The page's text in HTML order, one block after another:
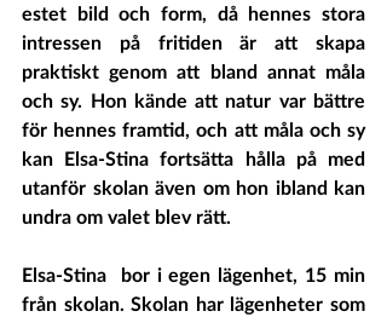
estet bild och form, då hennes stora
intressen på fritiden är att skapa
praktiskt genom att bland annat måla
och sy. Hon kände att natur var bättre
för hennes framtid, och att måla och sy
kan Elsa-Stina fortsätta hålla på med
utanför skolan även om hon ibland kan
undra om valet blev rätt.
Elsa-Stina  bor i egen lägenhet, 15 min
från skolan. Skolan har lägenheter som